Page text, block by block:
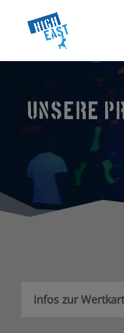
UNSERE
Infos zur